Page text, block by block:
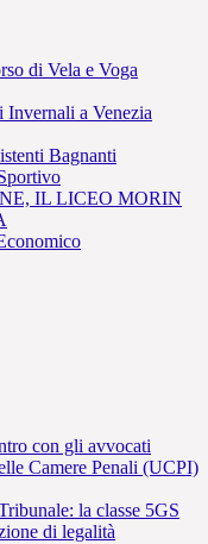
di Vela e Voga
a Venezia
Bagnanti
IL LICEO MORIN
con gli avvocati
Camere Penali (UCPI)
la classe 5GS
di legalità